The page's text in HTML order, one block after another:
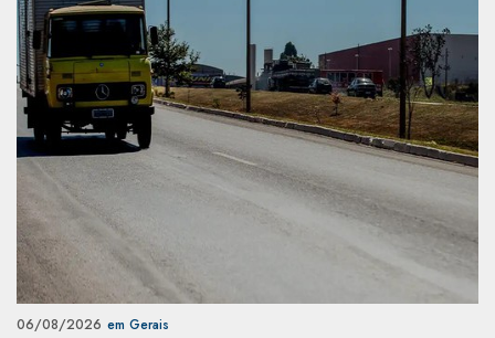
06/08/2026 em Gerais